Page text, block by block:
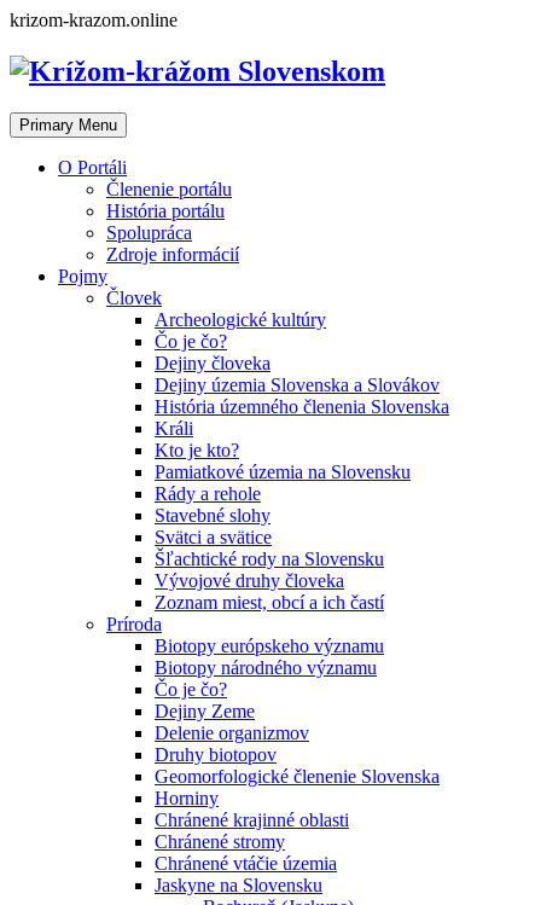
Skip
content
krizom-krazom.online
Primary Menu
O Portáli
Členenie portálu
História portálu
Spolupráca
Zdroje informácií
Pojmy
Človek
Archeologické kultúry
Čo je čo?
Dejiny človeka
Dejiny územia Slovenska a Slovákov
História územného členenia Slovenska
Králi
Kto je kto?
Pamiatkové územia na Slovensku
Rády a rehole
Stavebné slohy
Svätci a svätice
Šľachtické rody na Slovensku
Vývojové druhy človeka
Zoznam miest, obcí a ich častí
Príroda
Biotopy európskeho významu
Biotopy národného významu
Čo je čo?
Dejiny Zeme
Delenie organizmov
Druhy biotopov
Geomorfologické členenie Slovenska
Horniny
Chránené krajinné oblasti
Chránené stromy
Chránené vtáčie územia
Jaskyne na Slovensku